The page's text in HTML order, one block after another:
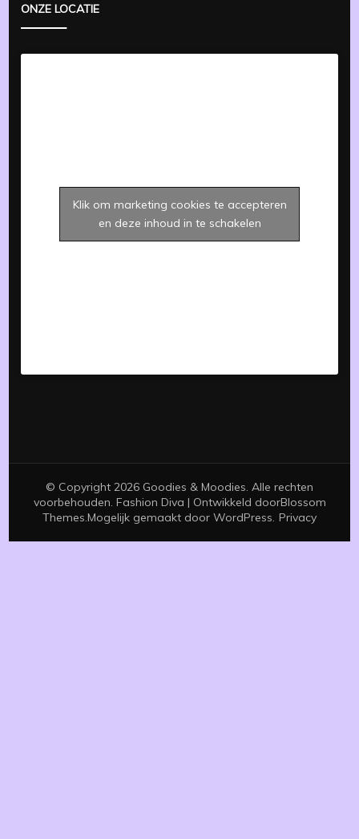
ONZE LOCATIE
Klik om marketing cookies te accepteren
en deze inhoud in te schakelen
© Copyright 2026 Goodies & Moodies. Alle rechten
voorbehouden. Fashion Diva | Ontwikkeld doorBlossom
Themes.Mogelijk gemaakt door WordPress. Privacy